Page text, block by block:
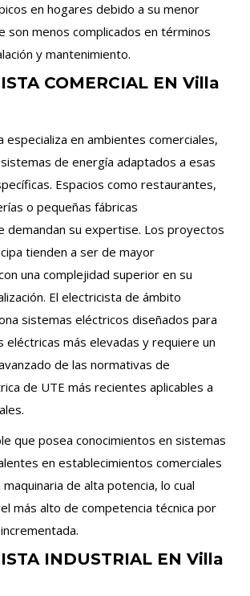
en hogares debido a su menor
son menos complicados en términos
y mantenimiento.
COMERCIAL EN Villa
especializa en ambientes comerciales,
de energía adaptados a esas
Espacios como restaurantes,
o pequeñas fábricas
demandan su expertise. Los proyectos
tienden a ser de mayor
una complejidad superior en su
El electricista de ámbito
sistemas eléctricos diseñados para
eléctricas más elevadas y requiere un
de las normativas de
de UTE más recientes aplicables a
que posea conocimientos en sistemas
en establecimientos comerciales
de alta potencia, lo cual
más alto de competencia técnica por
INDUSTRIAL EN Villa